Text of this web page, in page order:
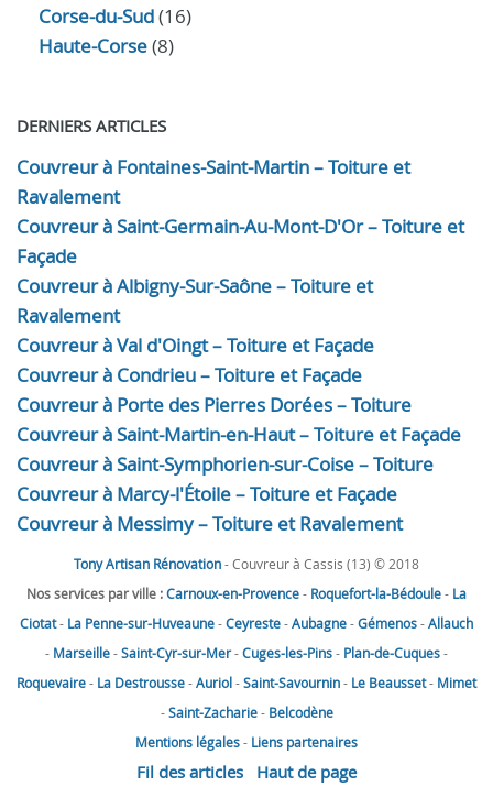
Corse-du-Sud(16)
Haute-Corse(8)
DERNIERS ARTICLES
Couvreur à Fontaines-Saint-Martin – Toiture et
Ravalement
Couvreur à Saint-Germain-Au-Mont-D'Or – Toiture et
Façade
Couvreur à Albigny-Sur-Saône – Toiture et
Ravalement
Couvreur à Val d'Oingt – Toiture et Façade
Couvreur à Condrieu – Toiture et Façade
Couvreur à Porte des Pierres Dorées – Toiture
Couvreur à Saint-Martin-en-Haut – Toiture et Façade
Couvreur à Saint-Symphorien-sur-Coise – Toiture
Couvreur à Marcy-l'Étoile – Toiture et Façade
Couvreur à Messimy – Toiture et Ravalement
Tony Artisan Rénovation- Couvreur à Cassis (13) © 2018
Nos services par ville :Carnoux-en-Provence- Roquefort-la-Bédoule- La
Ciotat- La Penne-sur-Huveaune-Ceyreste-Aubagne-Gémenos-Allauch
- Marseille-Saint-Cyr-sur-Mer-Cuges-les-Pins- Plan-de-Cuques-
Roquevaire- La Destrousse-Auriol-Saint-Savournin- Le Beausset- Mimet
-Saint-Zacharie- Belcodène
Mentions légales- Liens partenaires
Fil des articles Haut de page